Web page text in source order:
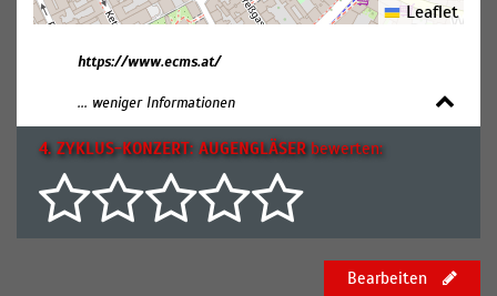
Leaflet
https://www.ecms.at/
... weniger Informationen
4. ZYKLUS-KONZERT: AUGENGLÄSERbewerten:
Bearbeiten